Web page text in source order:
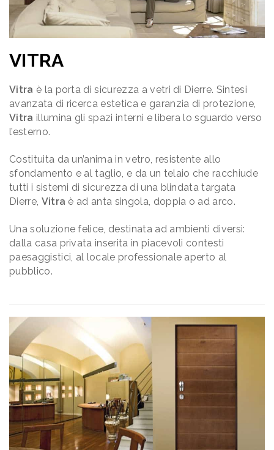
VITRA
Vitra è la porta di sicurezza a vetri di Dierre. Sintesi
avanzata di ricerca estetica e garanzia di protezione,
Vitra illumina gli spazi interni e libera lo sguardo verso
l’esterno.
Costituita da un’anima in vetro, resistente allo
sfondamento e al taglio, e da un telaio che racchiude
tutti i sistemi di sicurezza di una blindata targata
Dierre, Vitra è ad anta singola, doppia o ad arco.
Una soluzione felice, destinata ad ambienti diversi:
dalla casa privata inserita in piacevoli contesti
paesaggistici, al locale professionale aperto al
pubblico.